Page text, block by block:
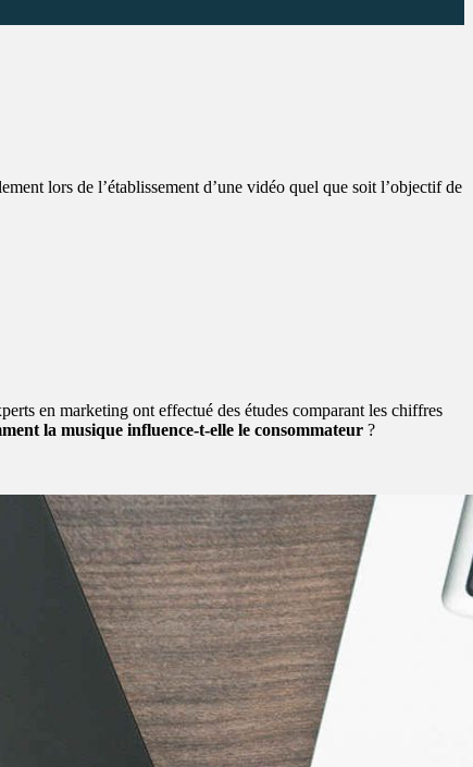
lors de l’établissement d’une vidéo quel que soit l’objectif de
en marketing ont effectué des études comparant les chiffres
la musique influence-t-elle le consommateur ?